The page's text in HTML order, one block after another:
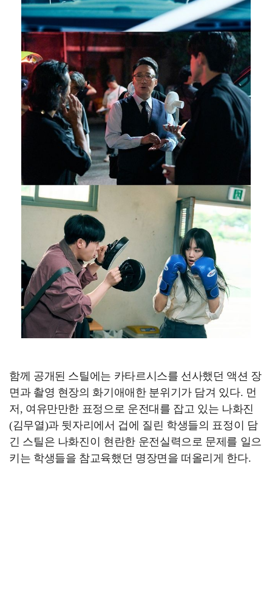
함께 공개된 스틸에는 카타르시스를 선사했던 액션 장
면과 촬영 현장의 화기애애한 분위기가 담겨 있다. 먼
저, 여유만만한 표정으로 운전대를 잡고 있는 나화진
(김무열)과 뒷자리에서 겁에 질린 학생들의 표정이 담
긴 스틸은 나화진이 현란한 운전실력으로 문제를 일으
키는 학생들을 참교육했던 명장면을 떠올리게 한다.